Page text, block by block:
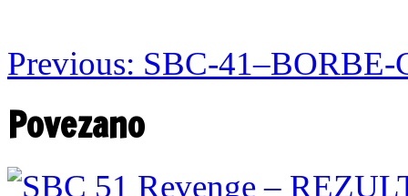
Previous: SBC-
Povezano